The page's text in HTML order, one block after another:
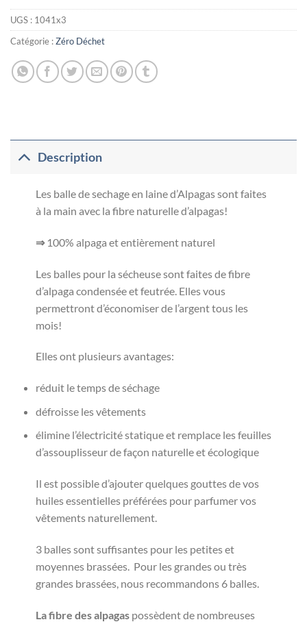
UGS : 1041x3
Catégorie :Zéro Déchet
Description
Les balle de sechage en laine d’Alpagas sont faites
à la main avec la fibre naturelle d’alpagas!
⇒100% alpaga et entièrement naturel
Les balles pour la sécheuse sont faites de fibre
d’alpaga condensée et feutrée. Elles vous
permettront d’économiser de l’argent tous les
mois!
Elles ont plusieurs avantages:
réduit le temps de séchage
défroisse les vêtements
élimine l’électricité statique et remplace les feuilles
d’assouplisseur de façon naturelle et écologique
Il est possible d’ajouter quelques gouttes de vos
huiles essentielles préférées pour parfumer vos
vêtements naturellement.
3 balles sont suffisantes pour les petites et
moyennes brassées. Pour les grandes ou très
grandes brassées, nous recommandons 6 balles.
La fibre des alpagaspossèdent de nombreuses